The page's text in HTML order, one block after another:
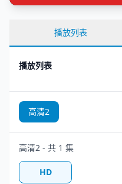
播放列表
播放列表
高清2
高清2 - 共 1 集
HD